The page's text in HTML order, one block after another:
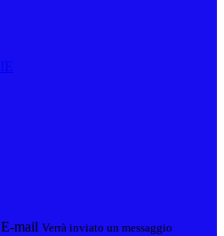
E-mail Verrà inviato un messaggio